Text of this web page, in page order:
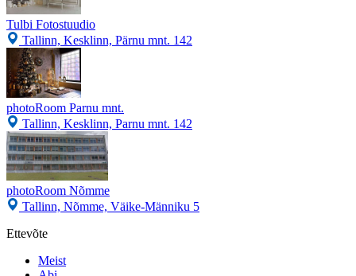
Tulbi Fotostuudio
Tallinn, Kesklinn, Pärnu mnt. 142
photoRoom Parnu mnt.
Tallinn, Kesklinn, Parnu mnt. 142
photoRoom Nõmme
Tallinn, Nõmme, Väike-Männiku 5
Ettevõte
Meist